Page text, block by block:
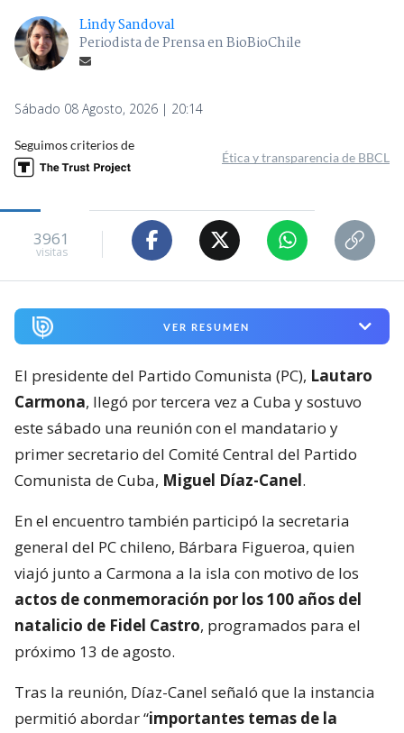
Lindy Sandoval
Periodista de Prensa en BioBioChile
Sábado 08 Agosto, 2026 | 20:14
Seguimos criterios de
Ética y transparencia de BBCL
3961
visitas
VER RESUMEN
El presidente del Partido Comunista (PC), Lautaro
Carmona, llegó por tercera vez a Cuba y sostuvo
este sábado una reunión con el mandatario y
primer secretario del Comité Central del Partido
Comunista de Cuba, Miguel Díaz-Canel.
En el encuentro también participó la secretaria
general del PC chileno, Bárbara Figueroa, quien
viajó junto a Carmona a la isla con motivo de los
actos de conmemoración por los 100 años del
natalicio de Fidel Castro, programados para el
próximo 13 de agosto.
Tras la reunión, Díaz-Canel señaló que la instancia
permitió abordar “importantes temas de la